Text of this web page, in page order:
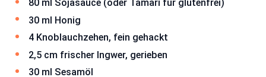
80 ml Sojasauce (oder Tamari für glutenfrei)
30 ml Honig
4 Knoblauchzehen, fein gehackt
2,5 cm frischer Ingwer, gerieben
30 ml Sesamöl